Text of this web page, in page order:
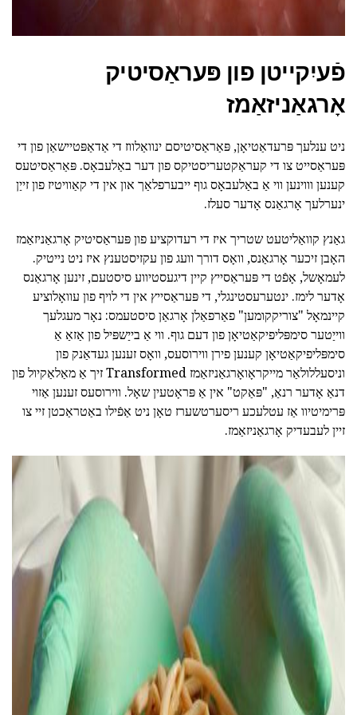
פֿעיִקייטן פון פּעראַסיטיק
אָרגאַניזאַמז
ניט ענלעך פּרעדאַטיאָן, פּאַראַסיטיסם ינוואַלווז די אַדאַפּטיישאַן פון די
פּעראַסייט צו די קעראַקטעריסטיקס פון דער באַלעבאָס. פּאַראַסיטעס
קענען וווינען ווי אַ באַלעבאָס גוף ייבערפלאַך און אין די קאַוויטיז פון זייַן
ינערלעך אָרגאַנס אָדער סעלז.
גאַנץ קוואַליטעט שטריך איז די רעדוקציע פון פּעראַסיטיק אָרגאַניזאַמז
האָבן זיכער אָרגאַנס, וואָס דורך וועג פון עקזיסטענץ איז ניט נייטיק.
לעמאָשל, אָפֿט די פּעראַסייץ קיין דיגעסטיווע סיסטעם, זינען אָרגאַנס
אָדער לימז. ינטערעסטינגלי, די פּעראַסייץ אין די לויף פון עוואָלוציע
קיינמאָל "צוריקקומען" פאַרפאַלן אָרגאַן סיסטעמס: נאָר מעגלעך
ווייַטער סימפּליפיקאַטיאָן פון דעם גוף. ווי אַ בייַשפּיל פון אַזאַ אַ
סימפּליפיקאַטיאָן קענען פירן ווירוסעס, וואָס זענען געדאַנק פון
וניסעללולאַר מייקראָואָרגאַניזאַמז Transformed זיך אַ מאַלאַקיול פון
דנאַ אָדער רנאַ, "פּאַקט" אין אַ פּראָטעין שאָל. ווירוסעס זענען אַזוי
פּרימיטיוו אַז עטלעכע ריסערטשערז טאָן ניט אַפֿילו באַטראַכטן זיי צו
זיין לעבעדיק אָרגאַניזאַמז.